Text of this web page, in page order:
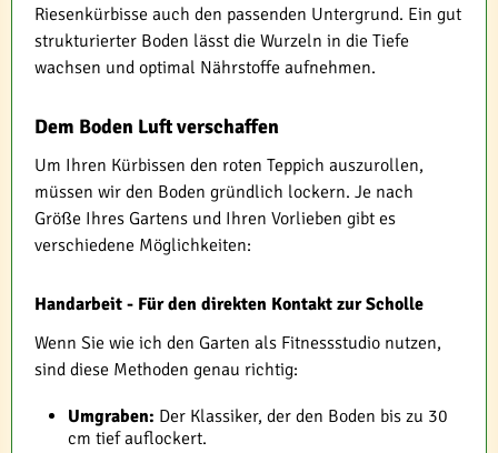
Riesenkürbisse auch den passenden Untergrund. Ein gut
strukturierter Boden lässt die Wurzeln in die Tiefe
wachsen und optimal Nährstoffe aufnehmen.
Dem Boden Luft verschaffen
Um Ihren Kürbissen den roten Teppich auszurollen,
müssen wir den Boden gründlich lockern. Je nach
Größe Ihres Gartens und Ihren Vorlieben gibt es
verschiedene Möglichkeiten:
Handarbeit - Für den direkten Kontakt zur Scholle
Wenn Sie wie ich den Garten als Fitnessstudio nutzen,
sind diese Methoden genau richtig:
Umgraben: Der Klassiker, der den Boden bis zu 30
cm tief auflockert.